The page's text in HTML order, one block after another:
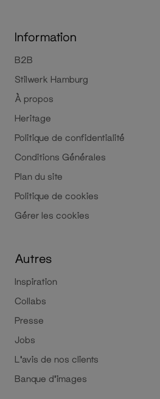
Information
B2B
Stilwerk Hamburg
À propos
Heritage
Politique de confidentialité
Conditions Générales
Plan du site
Politique de cookies
Gérer les cookies
Autres
Inspiration
Collabs
Presse
Jobs
L'avis de nos clients
Banque d'images